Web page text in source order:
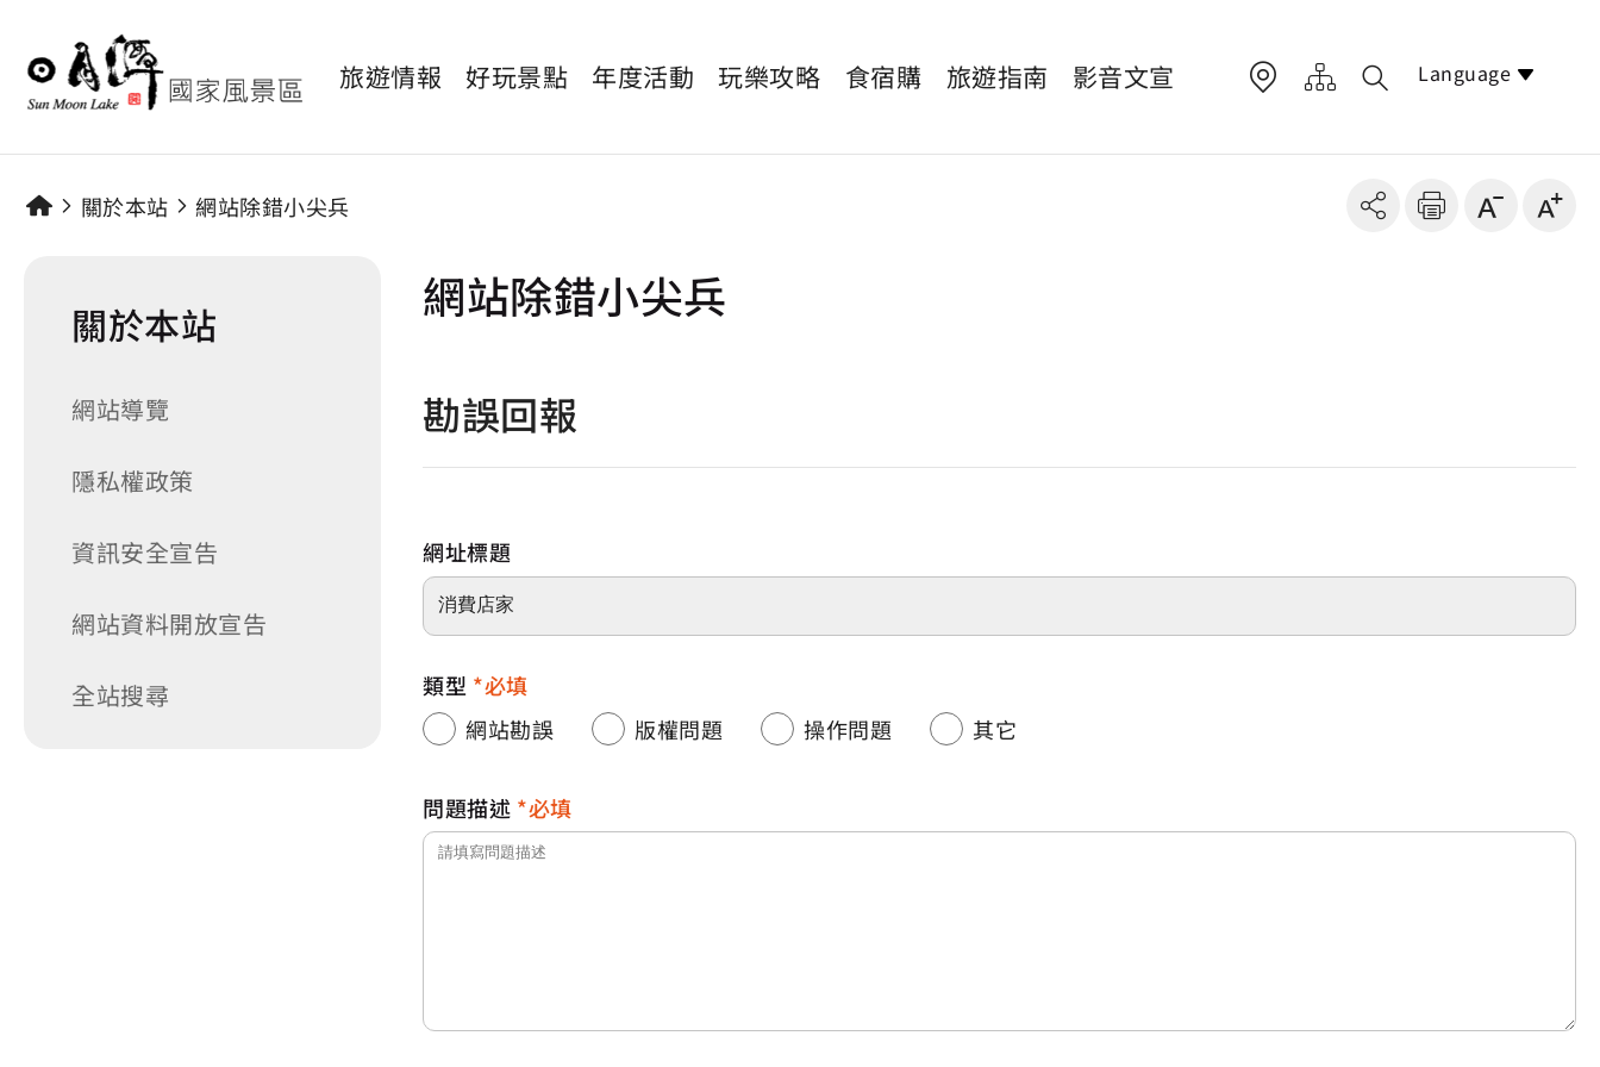
旅遊情報 好玩景點 年度活動 玩樂攻略 食宿購 旅遊指南 影音文宣 Language
關於本站 網站除錯小尖兵
關於本站
網站導覽
隱私權政策
資訊安全宣告
網站資料開放宣告
全站搜尋
網站除錯小尖兵
勘誤回報
網址標題
類型
必填
網站勘誤
版權問題 操作問題 其它
問題描述 必填